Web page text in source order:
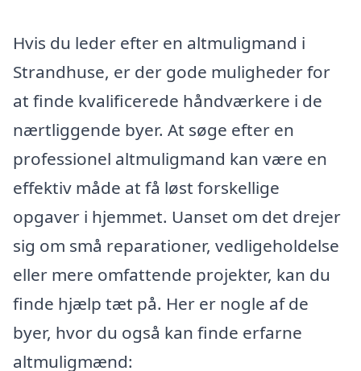
Hvis du leder efter en altmuligmand i
Strandhuse, er der gode muligheder for
at finde kvalificerede håndværkere i de
nærtliggende byer. At søge efter en
professionel altmuligmand kan være en
effektiv måde at få løst forskellige
opgaver i hjemmet. Uanset om det drejer
sig om små reparationer, vedligeholdelse
eller mere omfattende projekter, kan du
finde hjælp tæt på. Her er nogle af de
byer, hvor du også kan finde erfarne
altmuligmænd: